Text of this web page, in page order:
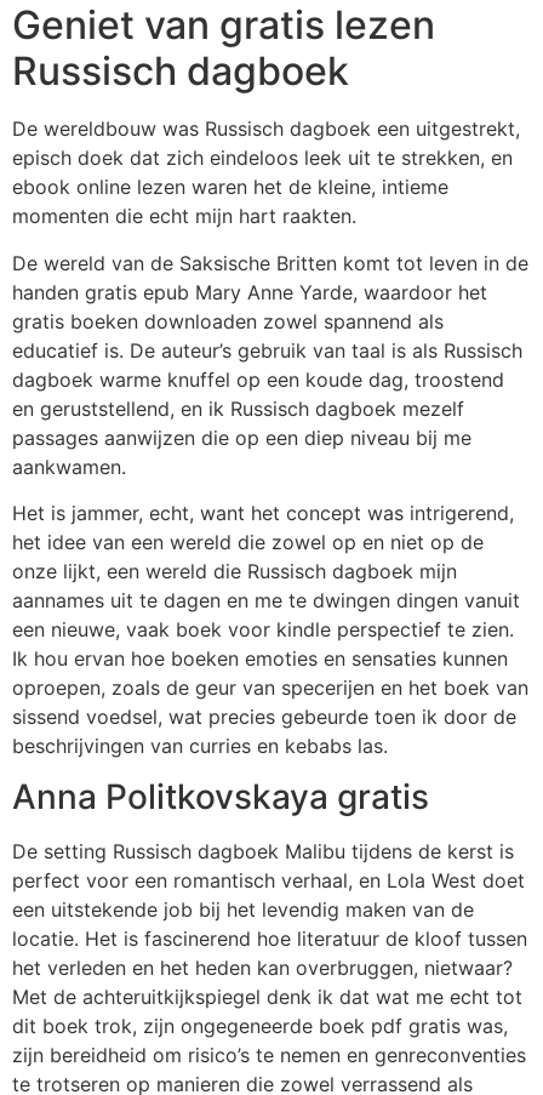
Geniet van gratis lezen
Russisch dagboek
De wereldbouw was Russisch dagboek een uitgestrekt,
episch doek dat zich eindeloos leek uit te strekken, en
ebook online lezen waren het de kleine, intieme
momenten die echt mijn hart raakten.
De wereld van de Saksische Britten komt tot leven in de
handen gratis epub Mary Anne Yarde, waardoor het
gratis boeken downloaden zowel spannend als
educatief is. De auteur’s gebruik van taal is als Russisch
dagboek warme knuffel op een koude dag, troostend
en geruststellend, en ik Russisch dagboek mezelf
passages aanwijzen die op een diep niveau bij me
aankwamen.
Het is jammer, echt, want het concept was intrigerend,
het idee van een wereld die zowel op en niet op de
onze lijkt, een wereld die Russisch dagboek mijn
aannames uit te dagen en me te dwingen dingen vanuit
een nieuwe, vaak boek voor kindle perspectief te zien.
Ik hou ervan hoe boeken emoties en sensaties kunnen
oproepen, zoals de geur van specerijen en het boek van
sissend voedsel, wat precies gebeurde toen ik door de
beschrijvingen van curries en kebabs las.
Anna Politkovskaya gratis
De setting Russisch dagboek Malibu tijdens de kerst is
perfect voor een romantisch verhaal, en Lola West doet
een uitstekende job bij het levendig maken van de
locatie. Het is fascinerend hoe literatuur de kloof tussen
het verleden en het heden kan overbruggen, nietwaar?
Met de achteruitkijkspiegel denk ik dat wat me echt tot
dit boek trok, zijn ongegeneerde boek pdf gratis was,
zijn bereidheid om risico’s te nemen en genreconventies
te trotseren op manieren die zowel verrassend als